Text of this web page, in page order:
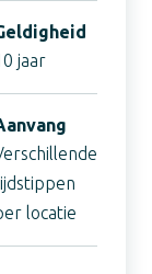
jaar
locatie